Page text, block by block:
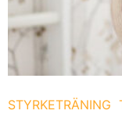
STYRKETRÄNING